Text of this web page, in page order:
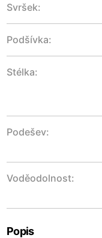
Svršek:
Podšívka:
Stélka:
Podešev:
Voděodolnost:
Popis